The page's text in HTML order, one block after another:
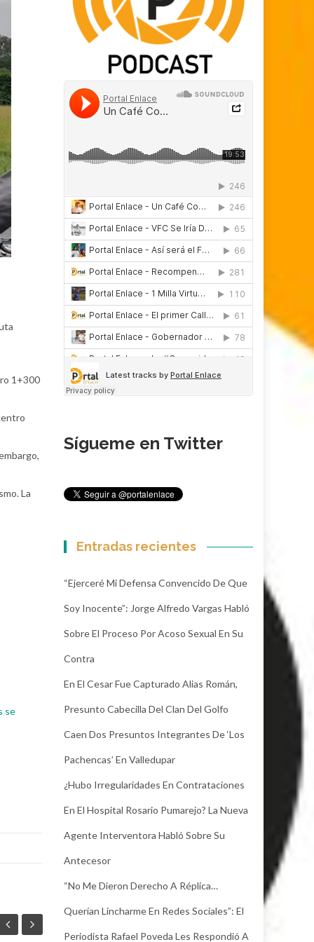
1+300
La
se
Sígueme en Twitter
Entradas recientes
“Ejerceré Mi Defensa Convencido De Que
Soy Inocente”: Jorge Alfredo Vargas Habló
Sobre El Proceso Por Acoso Sexual En Su
Contra
En El Cesar Fue Capturado Alias Román,
Presunto Cabecilla Del Clan Del Golfo
Caen Dos Presuntos Integrantes De ‘Los
Pachencas’ En Valledupar
¿Hubo Irregularidades En Contrataciones
En El Hospital Rosario Pumarejo? La Nueva
Agente Interventora Habló Sobre Su
Antecesor
“No Me Dieron Derecho A Réplica…
Querían Lincharme En Redes Sociales”: El
Periodista Rafael Poveda Les Respondió A